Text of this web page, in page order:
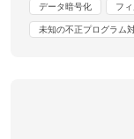
データ暗号化 フ
未知の不正プログラム